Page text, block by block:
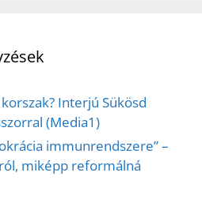
Interjú Sükösd
(Media1)
immunrendszere” –
miképp reformálná